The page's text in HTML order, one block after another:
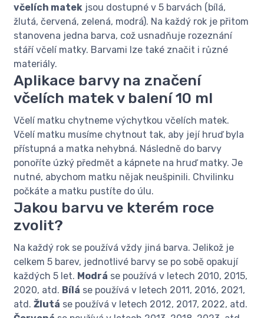
včelích matek jsou dostupné v 5 barvách (bílá,
žlutá, červená, zelená, modrá). Na každý rok je přitom
stanovena jedna barva, což usnadňuje rozeznání
stáří včelí matky. Barvami lze také značit i různé
materiály.
Aplikace barvy na značení
včelích matek v balení 10 ml
Včelí matku chytneme výchytkou včelích matek.
Včelí matku musíme chytnout tak, aby její hruď byla
přístupná a matka nehybná. Následně do barvy
ponoříte úzký předmět a kápnete na hruď matky. Je
nutné, abychom matku nějak neušpinili. Chvilinku
počkáte a matku pustíte do úlu.
Jakou barvu ve kterém roce
zvolit?
Na každý rok se používá vždy jiná barva. Jelikož je
celkem 5 barev, jednotlivé barvy se po sobě opakují
každých 5 let. Modrá se používá v letech 2010, 2015,
2020, atd. Bílá se používá v letech 2011, 2016, 2021,
atd. Žlutá se používá v letech 2012, 2017, 2022, atd.